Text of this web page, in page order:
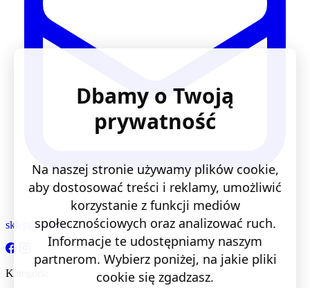
sklep@lentis.pl
Kategorie
Dbamy o Twoją
prywatność
Na naszej stronie używamy plików cookie,
aby dostosować treści i reklamy, umożliwić
korzystanie z funkcji mediów
społecznościowych oraz analizować ruch.
Informacje te udostępniamy naszym
partnerom. Wybierz poniżej, na jakie pliki
cookie się zgadzasz.